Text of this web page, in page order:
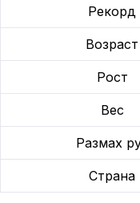
Рекорд
Возраст
Рост
Вес
Размах
Страна